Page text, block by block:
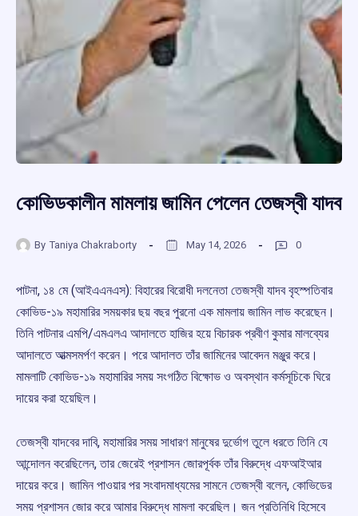
কোভিডকালীন মামলায় জামিন পেলেন তেজস্বী যাদব
By Taniya Chakraborty May 14, 2026 0
পাটনা, ১৪ মে (আইএএনএস): বিহারের বিরোধী দলনেতা তেজস্বী যাদব বৃহস্পতিবার
কোভিড-১৯ মহামারির সময়কার ছয় বছর পুরনো এক মামলায় জামিন লাভ করেছেন।
তিনি পাটনার এমপি/এমএলএ আদালতে হাজির হয়ে বিচারক প্রবীণ কুমার মালব্যের
আদালতে আত্মসমর্পণ করেন। পরে আদালত তাঁর জামিনের আবেদন মঞ্জুর করে।
মামলাটি কোভিড-১৯ মহামারির সময় সংগঠিত বিক্ষোভ ও অবস্থান কর্মসূচিকে ঘিরে
দায়ের করা হয়েছিল।
তেজস্বী যাদবের দাবি, মহামারির সময় সাধারণ মানুষের দুর্ভোগ তুলে ধরতে তিনি যে
আন্দোলন করেছিলেন, তার জেরেই প্রশাসন জোরপূর্বক তাঁর বিরুদ্ধে এফআইআর
দায়ের করে। জামিন পাওয়ার পর সংবাদমাধ্যমের সামনে তেজস্বী বলেন, কোভিডের
সময় প্রশাসন জোর করে আমার বিরুদ্ধে মামলা করেছিল। জন প্রতিনিধি হিসেবে